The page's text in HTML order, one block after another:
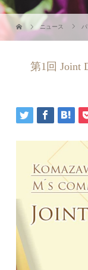
ニュース
第1回 Joint